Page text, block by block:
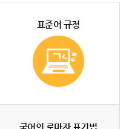
표준어 규정
국어의 로마자 표기법